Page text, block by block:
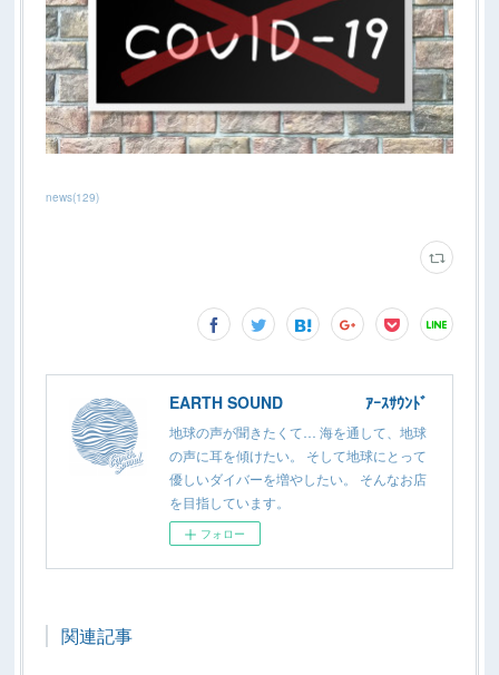
news(129)
EARTH SOUND ｱｰｽｻｳﾝﾄﾞ
地球の声が聞きたくて… 海を通して、地球
の声に耳を傾けたい。 そして地球にとって
優しいダイバーを増やしたい。 そんなお店
を目指しています。
フォロー
関連記事